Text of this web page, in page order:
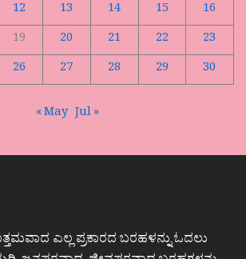
12 13 14 15
16
19 20 21 22
23
26 27 28 29 30
« May Jul »
ಎಲ್ಲ ಪ್ರಕಾರದ ಬರಹಳನ್ನು ಓದಲು